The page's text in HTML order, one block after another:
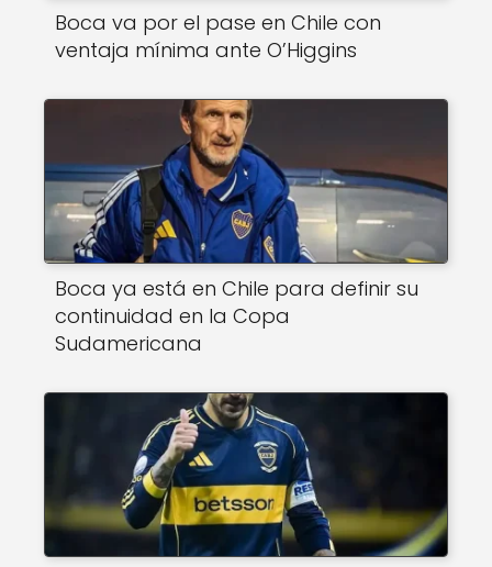
Boca va por el pase en Chile con
ventaja mínima ante O’Higgins
Boca ya está en Chile para definir su
continuidad en la Copa
Sudamericana